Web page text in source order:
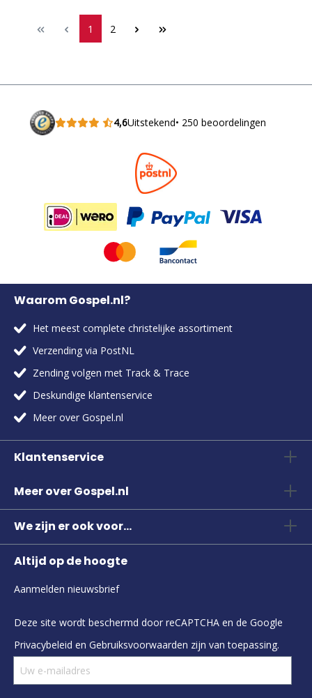
1 2
4,6Uitstekend• 250 beoordelingen
Waarom Gospel.nl?
Het meest complete christelijke assortiment
Verzending via PostNL
Zending volgen met Track & Trace
Deskundige klantenservice
Meer over Gospel.nl
Klantenservice
Meer over Gospel.nl
We zijn er ook voor...
Altijd op de hoogte
Aanmelden nieuwsbrief
Deze site wordt beschermd door reCAPTCHA en de Google
Privacybeleid en Gebruiksvoorwaarden zijn van toepassing.